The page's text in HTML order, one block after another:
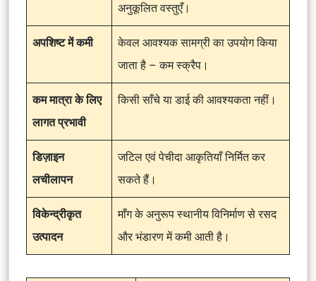
अनुकूलित वस्तुएँ।
अपशिष्ट में कमी
केवल आवश्यक सामग्री का उपयोग किया
जाता है – कम स्क्रैप।
कम मात्रा के लिए
लागत प्रभावी
किसी साँचे या डाई की आवश्यकता नहीं।
डिज़ाइन
लचीलापन
जटिल एवं पेचीदा आकृतियाँ निर्मित कर
सकते हैं।
विकेन्द्रीकृत
उत्पादन
माँग के अनुरूप स्थानीय विनिर्माण से रसद
और भंडारण में कमी आती है।